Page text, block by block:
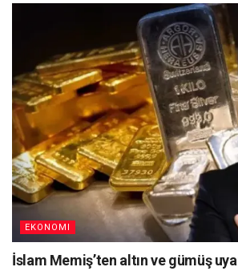
EKONOMI
İslam Memiş’ten altın ve gümüş